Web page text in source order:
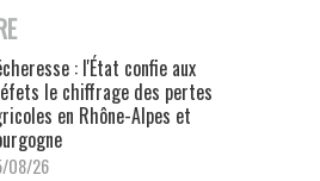
: l'État confie aux
le chiffrage des pertes
en Rhône-Alpes et
08/26